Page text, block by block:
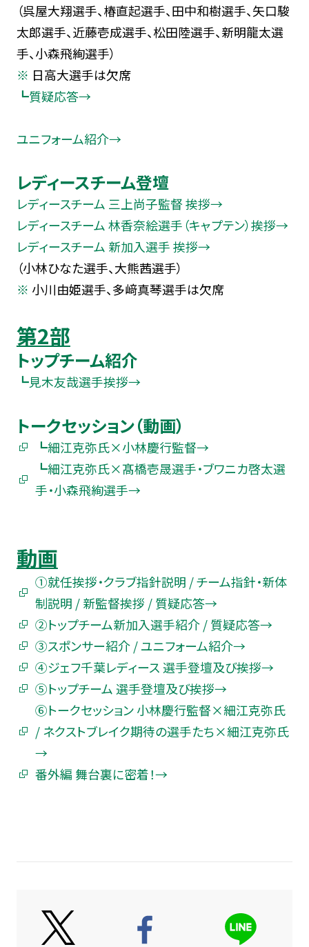
（呉屋大翔選手、椿直起選手、田中和樹選手、矢口駿
太郎選手、近藤壱成選手、松田陸選手、新明龍太選
手、小森飛絢選手）
日高大選手は欠席
┗質疑応答→
ユニフォーム紹介→
レディースチーム登壇
レディースチーム 三上尚子監督 挨拶→
レディースチーム 林香奈絵選手（キャプテン）挨拶→
レディースチーム 新加入選手 挨拶→
（小林ひなた選手、大熊茜選手）
小川由姫選手、多﨑真琴選手は欠席
第2部
トップチーム紹介
┗見木友哉選手挨拶→
トークセッション（動画）
┗細江克弥氏×小林慶行監督→
┗細江克弥氏×髙橋壱晟選手・ブワニカ啓太選
手・小森飛絢選手→
動画
①就任挨拶・クラブ指針説明 / チーム指針・新体
制説明 / 新監督挨拶 / 質疑応答→
②トップチーム新加入選手紹介 / 質疑応答→
③スポンサー紹介 / ユニフォーム紹介→
④ジェフ千葉レディース 選手登壇及び挨拶→
⑤トップチーム 選手登壇及び挨拶→
⑥トークセッション 小林慶行監督×細江克弥氏
/ ネクストブレイク期待の選手たち×細江克弥氏
→
番外編 舞台裏に密着！→